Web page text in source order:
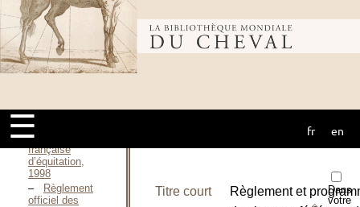
Bibliothèque
mondiale du
cheval
☰ fr en
7 / Fédération
française
d’équitation,
Novembre 1997
Règlement et
programme des
tourisme
équestre —
1999 / Fédération
française
d’équitation,
1998
Règlement
officiel des
Dans
votre
Titre court
Règlement et